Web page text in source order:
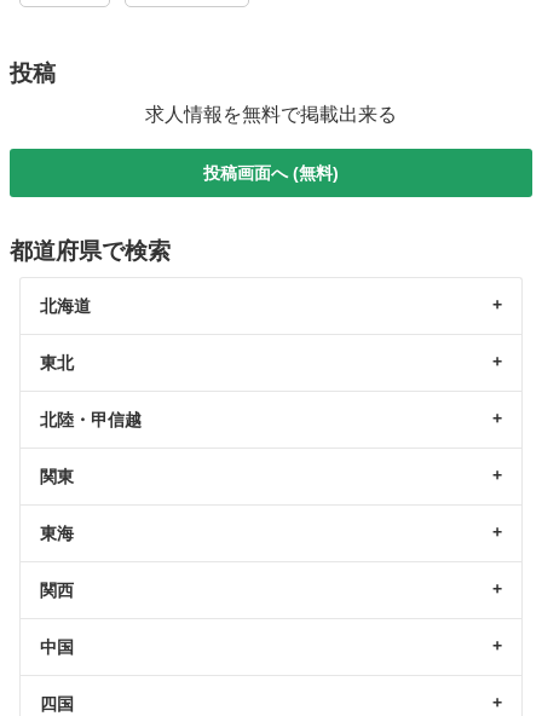
投稿
求人情報を無料で掲載出来る
投稿画面へ (無料)
都道府県で検索
北海道
東北
北陸・甲信越
関東
東海
関西
中国
四国